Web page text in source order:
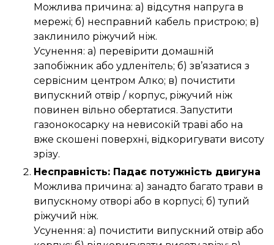
Можлива причина: а) відсутня напруга в
мережі; б) несправний кабель пристрою; в)
заклинило ріжучий ніж.
Усунення: а) перевірити домашній
запобіжник або удленітель; б) зв’язатися з
сервісним центром Алко; в) почистити
випускний отвір / корпус, ріжучий ніж
повинен вільно обертатися. Запустити
газонокосарку на невисокій траві або на
вже скошені поверхні, відкоригувати висоту
зрізу.
Несправність: Падає потужність двигуна
Можлива причина: а) занадто багато трави в
випускному отворі або в корпусі; б) тупий
ріжучий ніж.
Усунення: а) почистити випускний отвір або